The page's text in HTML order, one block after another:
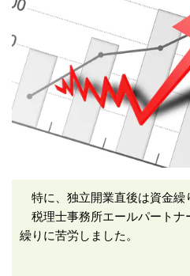
特に、独立開業直後は資金繰
税理士事務所エールパートナ
繰りに苦労しました。